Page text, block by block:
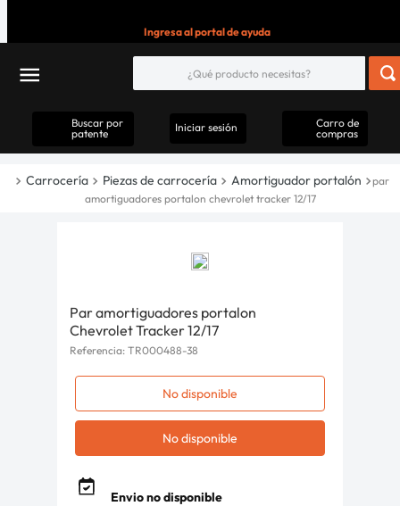
Ingresa al portal de ayuda
Buscar por
patente
Iniciar sesión
Carro de
compras
Carrocería Piezas de carrocería Amortiguador portalón
par
amortiguadores portalon chevrolet tracker 12/17
Par amortiguadores portalon
Chevrolet Tracker 12/17
Referencia: TR000488-38
No disponible
No disponible
Envio no disponible